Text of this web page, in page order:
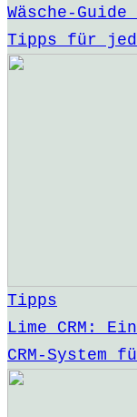
Wäsche-
Tipps für
Tipps
Lime CRM:
CRM-System